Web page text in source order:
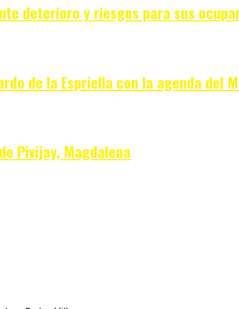
deterioro y riesgos para sus
de la Espriella con la agenda del
Pivijay, Magdalena